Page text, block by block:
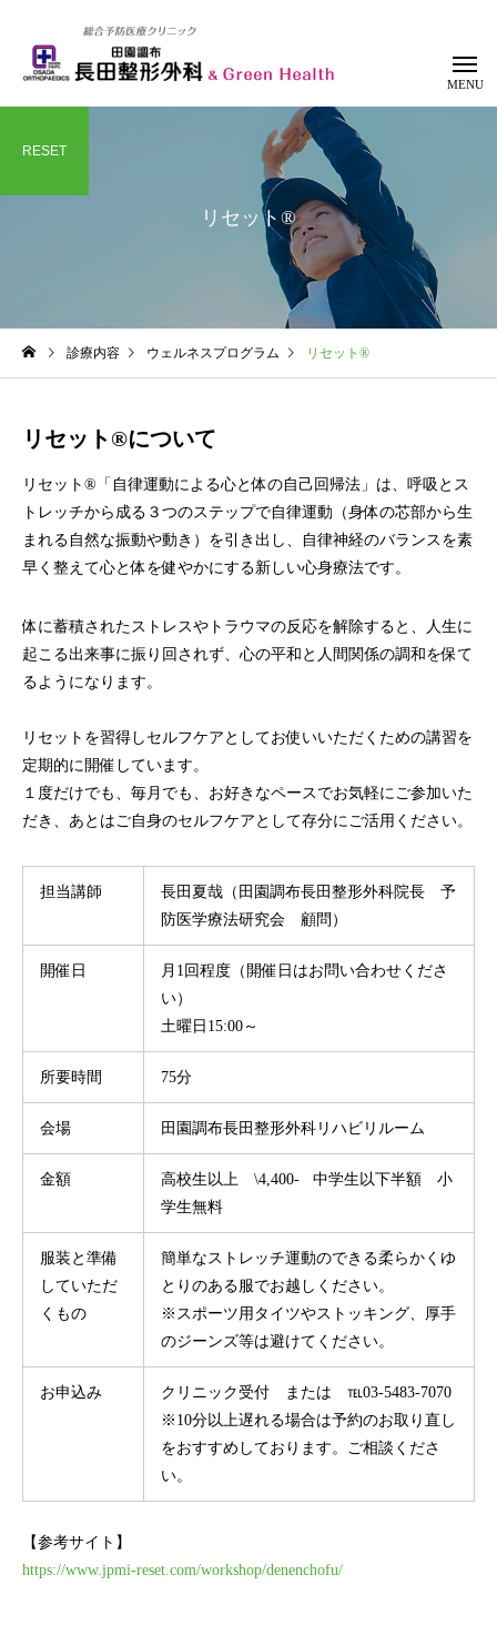
リハビリテー
リセット®
RESET
診療内容 ウェルネスプログラム リセット®
リセット®について
リセット®「自律運動による心と体の自己回帰法」は、呼吸とス
トレッチから成る３つのステップで自律運動（身体の芯部から生
まれる自然な振動や動き）を引き出し、自律神経のバランスを素
早く整えて心と体を健やかにする新しい心身療法です。
体に蓄積されたストレスやトラウマの反応を解除すると、人生に
起こる出来事に振り回されず、心の平和と人間関係の調和を保て
るようになります。
リセットを習得しセルフケアとしてお使いいただくための講習を
定期的に開催しています。
１度だけでも、毎月でも、お好きなペースでお気軽にご参加いた
だき、あとはご自身のセルフケアとして存分にご活用ください。
担当講師
長田夏哉（田園調布長田整形外科院長 予
防医学療法研究会 顧問）
開催日
月1回程度（開催日はお問い合わせくださ
い）
土曜日15:00～
所要時間 75分
会場 田園調布長田整形外科リハビリルーム
金額
高校生以上 \4,400- 中学生以下半額 小
学生無料
服装と準備
していただ
くもの
簡単なストレッチ運動のできる柔らかくゆ
とりのある服でお越しください。
※スポーツ用タイツやストッキング、厚手
のジーンズ等は避けてください。
お申込み
クリニック受付 または ℡03-5483-7070
※10分以上遅れる場合は予約のお取り直し
をおすすめしております。ご相談くださ
い。
【参考サイト】
https://www.jpmi-reset.com/workshop/denenchofu/